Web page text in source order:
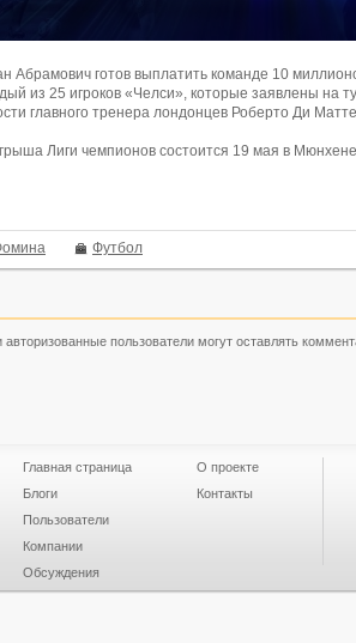
Абрамович готов выплатить команде 10
из 25 игроков «Челси», которые заявлены на
главного тренера лондонцев Роберто Ди
Лиги чемпионов состоится 19 мая в
Футбол
авторизованные пользователи могут оставлять
Главная страница
Блоги
Пользователи
Компании
Обсуждения
О проекте
Контакты